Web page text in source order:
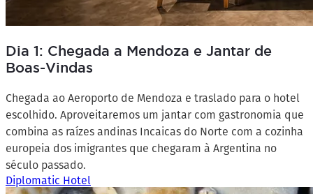
Dia 1: Chegada a Mendoza e Jantar de
Boas-Vindas
Chegada ao Aeroporto de Mendoza e traslado para o hotel
escolhido. Aproveitaremos um jantar com gastronomia que
combina as raízes andinas Incaicas do Norte com a cozinha
europeia dos imigrantes que chegaram à Argentina no
século passado.
Diplomatic Hotel